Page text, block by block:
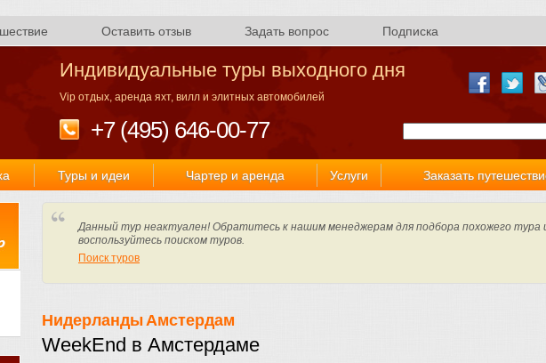
Оставить отзыв Задать вопрос Подписка
Индивидуальные туры выходного дня
Vip отдых, аренда яхт, вилл и элитных автомобилей
+7 (495) 646-00-77
Туры и идеи Чартер и аренда Услуги Заказать
Данный тур неактуален! Обратитесь к нашим менеджерам для подбора похожего тура
воспользуйтесь поиском туров.
Поиск туров
НидерландыАмстердам
WeekEnd в Амстердаме